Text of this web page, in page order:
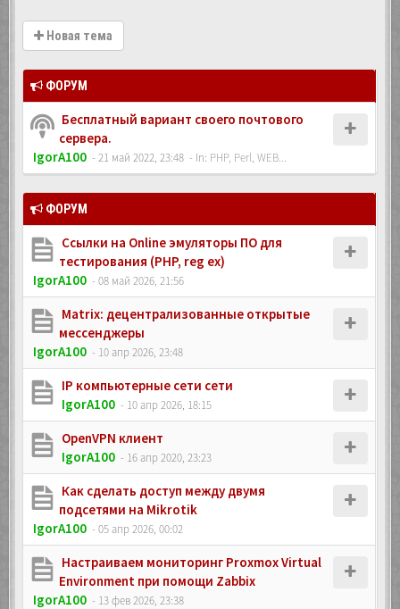
Новая тема
ФОРУМ
Бесплатный вариант своего почтового
сервера.
IgorA100 - 21 май 2022, 23:48 - In: PHP, Perl, WEB...
ФОРУМ
Ссылки на Online эмуляторы ПО для
тестирования (PHP, reg ex)
IgorA100 - 08 май 2026, 21:56
Matrix: децентрализованные открытые
мессенджеры
IgorA100 - 10 апр 2026, 23:48
IP компьютерные сети сети
IgorA100 - 10 апр 2026, 18:15
OpenVPN клиент
IgorA100 - 16 апр 2020, 23:23
Как сделать доступ между двумя
подсетями на Mikrotik
IgorA100 - 05 апр 2026, 00:02
Настраиваем мониторинг Proxmox Virtual
Environment при помощи Zabbix
IgorA100 - 13 фев 2026, 23:38